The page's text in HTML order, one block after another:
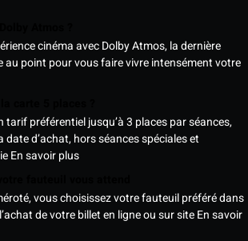
cinéma avec Dolby Atmos, la dernière
au point pour vous faire vivre intensément votre
tarif préférentiel jusqu’à 3 places par séances,
date d’achat, hors séances spéciales et
En savoir plus
vous choisissez votre fauteuil préféré dans
de votre billet en ligne ou sur siteEn savoir